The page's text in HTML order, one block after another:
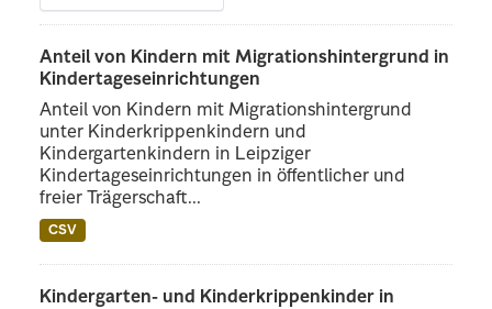
Anteil von Kindern mit Migrationshintergrund in
Kindertageseinrichtungen
Anteil von Kindern mit Migrationshintergrund
unter Kinderkrippenkindern und
Kindergartenkindern in Leipziger
Kindertageseinrichtungen in öffentlicher und
freier Trägerschaft...
CSV
Kindergarten- und Kinderkrippenkinder in